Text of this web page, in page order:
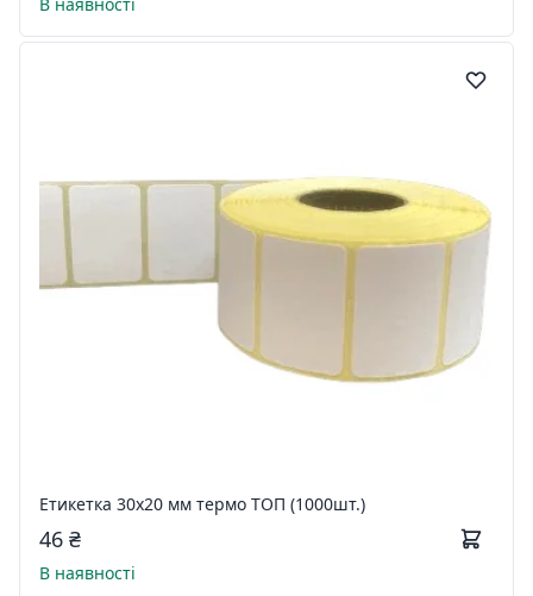
Етикетка 30х20 мм термо ТОП (1000шт.)
46 ₴
В наявності